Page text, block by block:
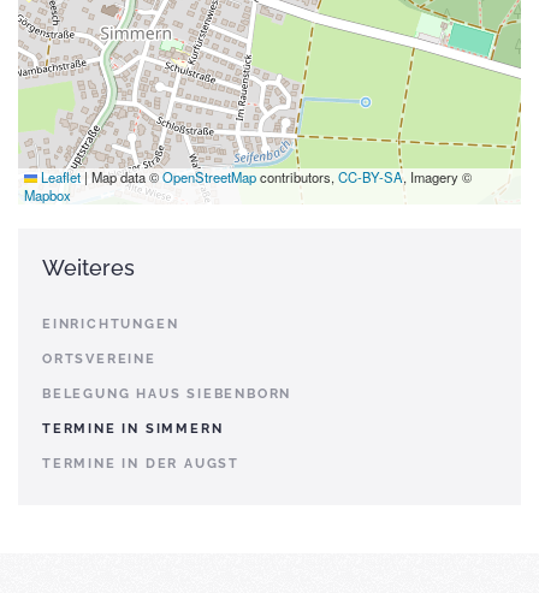
Leaflet | Map data ©OpenStreetMapcontributors,CC-BY-SA, Imagery ©
Mapbox
Weiteres
EINRICHTUNGEN
ORTSVEREINE
BELEGUNG HAUS SIEBENBORN
TERMINE IN SIMMERN
TERMINE IN DER AUGST